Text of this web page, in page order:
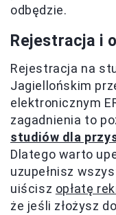
odbędzie.
Rejestracja i
Rejestracja na
Jagiellońskim
elektronicznym
zagadnienia to
studiów dla
Dlatego warto
uzupełnisz
uiścisz opłatę
że jeśli złożysz